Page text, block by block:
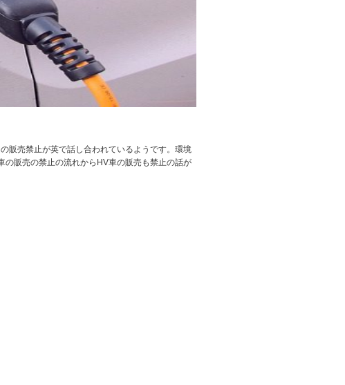
販売禁止が英で話し合われているようです。環境
販売の禁止の流れからHV車の販売も禁止の話が